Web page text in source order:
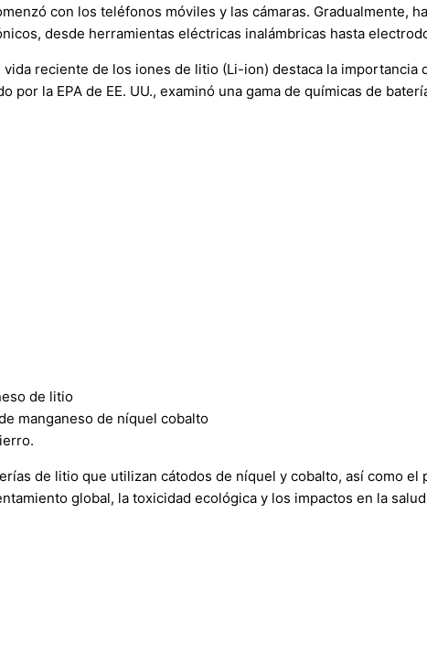
con los teléfonos móviles y las cámaras. Gradualmente,
desde herramientas eléctricas inalámbricas hasta
reciente de los iones de litio (Li-ion) destaca la
por la EPA de EE. UU., examinó una gama de químicas de
de litio
manganeso de níquel cobalto
de litio que utilizan cátodos de níquel y cobalto, así como
global, la toxicidad ecológica y los impactos en la